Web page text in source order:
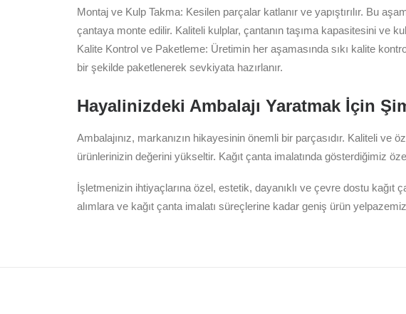
Montaj ve Kulp Takma: Kesilen parçalar katlanır ve yapıştırılır. Bu
çantaya monte edilir. Kaliteli kulplar, çantanın taşıma kapasitesini ve
Kalite Kontrol ve Paketleme: Üretimin her aşamasında sıkı kalite
bir şekilde paketlenerek sevkiyata hazırlanır.
Hayalinizdeki Ambalajı Yaratmak İçin
Ambalajınız, markanızın hikayesinin önemli bir parçasıdır. Kaliteli
ürünlerinizin değerini yükseltir. Kağıt çanta imalatında gösterdiğimiz
İşletmenizin ihtiyaçlarına özel, estetik, dayanıklı ve çevre dostu kağıt
alımlara ve kağıt çanta imalatı süreçlerine kadar geniş ürün